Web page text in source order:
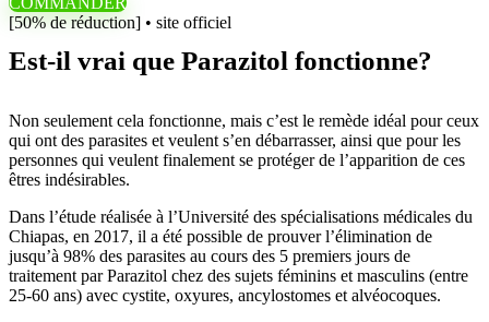
[50% de réduction] • site officiel
Est-il vrai que Parazitol fonctionne?
Non seulement cela fonctionne, mais c’est le remède idéal pour ceux
qui ont des parasites et veulent s’en débarrasser, ainsi que pour les
personnes qui veulent finalement se protéger de l’apparition de ces
êtres indésirables.
Dans l’étude réalisée à l’Université des spécialisations médicales du
Chiapas, en 2017, il a été possible de prouver l’élimination de
jusqu’à 98% des parasites au cours des 5 premiers jours de
traitement par Parazitol chez des sujets féminins et masculins (entre
25-60 ans) avec cystite, oxyures, ancylostomes et alvéocoques.